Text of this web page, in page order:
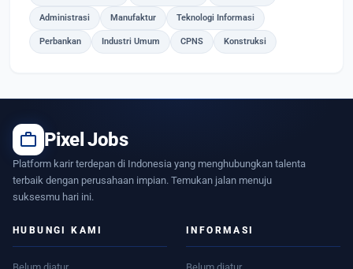
Administrasi Manufaktur Teknologi Informasi
Perbankan Industri Umum CPNS Konstruksi
work Pixel Jobs
Platform karir terdepan di Indonesia yang menghubungkan talenta
terbaik dengan perusahaan impian. Temukan jalan menuju
suksesmu hari ini.
HUBUNGI KAMI INFORMASI